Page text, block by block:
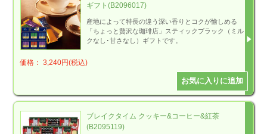
ギフト(B2096017)
産地によって特長の違う深い香りとコクが愉しめる
「ちょっと贅沢な珈琲店」スティックブラック（ミル
クなし･甘さなし）ギフトです。
価格： 3,240円(税込)
ブレイクタイム クッキー&コーヒー&紅茶
(B2095119)